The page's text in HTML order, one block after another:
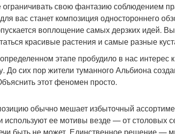
свою фантазию соблюдением
вас станет композиция одностороннего
воплощение самых дерзких идей.
красивые растения и самые разные
этапе пробудило в нас интерес
сих пор жители туманного Альбиона
этот феномен просто.
обычно мешает избыточный
используют ее мотивы везде — от столовых